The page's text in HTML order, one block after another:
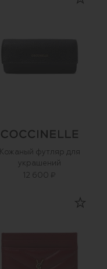
Кожаный футляр для
украшений
12 600 ₽